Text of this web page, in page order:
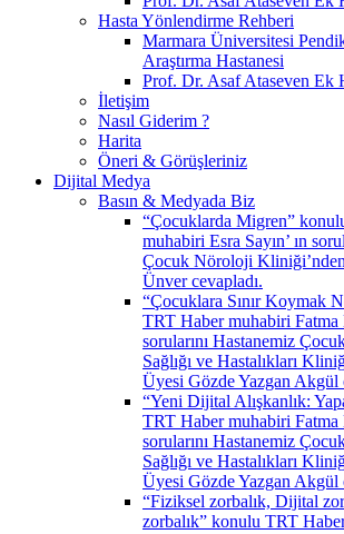
Hasta Yönlendirme Rehberi
Marmara Üniversitesi
Araştırma Hastanesi
Prof. Dr. Asaf Ataseven Ek
İletişim
Nasıl Giderim ?
Harita
Öneri & Görüşleriniz
Dijital Medya
Basın & Medyada Biz
“Çocuklarda Migren”
muhabiri Esra Sayın’ ın
Çocuk Nöroloji
Ünver cevapladı.
“Çocuklara Sınır Koymak
TRT Haber muhabiri Fatma
sorularını Hastanemiz
Sağlığı ve Hastalıkları
Üyesi Gözde Yazgan Akgül
“Yeni Dijital Alışkanlık:
TRT Haber muhabiri Fatma
sorularını Hastanemiz
Sağlığı ve Hastalıkları
Üyesi Gözde Yazgan Akgül
“Fiziksel zorbalık, Dijital
zorbalık” konulu TRT